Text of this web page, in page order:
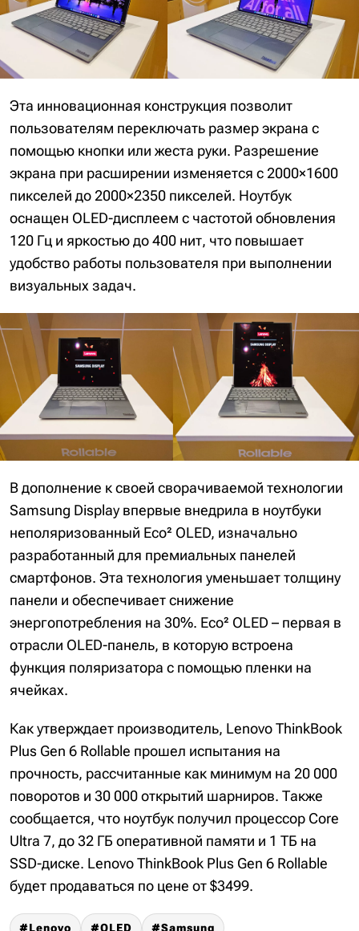
Эта инновационная конструкция позволит
пользователям переключать размер экрана с
помощью кнопки или жеста руки. Разрешение
экрана при расширении изменяется с 2000×1600
пикселей до 2000×2350 пикселей. Ноутбук
оснащен OLED-дисплеем с частотой обновления
120 Гц и яркостью до 400 нит, что повышает
удобство работы пользователя при выполнении
визуальных задач.
В дополнение к своей сворачиваемой технологии
Samsung Display впервые внедрила в ноутбуки
неполяризованный Eco² OLED, изначально
разработанный для премиальных панелей
смартфонов. Эта технология уменьшает толщину
панели и обеспечивает снижение
энергопотребления на 30%. Eco² OLED – первая в
отрасли OLED-панель, в которую встроена
функция поляризатора с помощью пленки на
ячейках.
Как утверждает производитель, Lenovo ThinkBook
Plus Gen 6 Rollable прошел испытания на
прочность, рассчитанные как минимум на 20 000
поворотов и 30 000 открытий шарниров. Также
сообщается, что ноутбук получил процессор Core
Ultra 7, до 32 ГБ оперативной памяти и 1 ТБ на
SSD-диске. Lenovo ThinkBook Plus Gen 6 Rollable
будет продаваться по цене от $3499.
Lenovo OLED Samsung